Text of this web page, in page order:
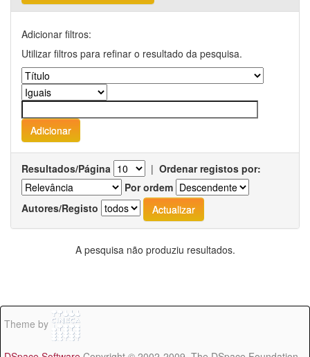
Adicionar filtros:
Utilizar filtros para refinar o resultado da pesquisa.
Resultados/Página | Ordenar registos por:
Por ordem
Autores/Registo
A pesquisa não produziu resultados.
Theme by